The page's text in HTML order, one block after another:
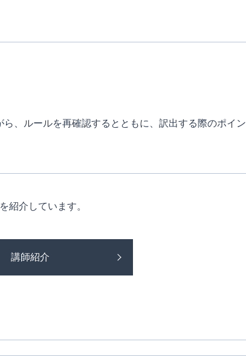
、ルールを再確認するとともに、訳出する際のポイン
紹介しています。
講師紹介